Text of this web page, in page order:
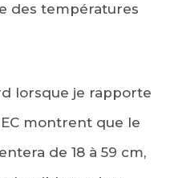
des températures
lorsque je rapporte
montrent que le
de 18 à 59 cm,